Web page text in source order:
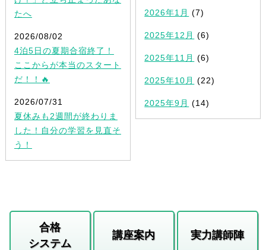
たへ
2026/08/02
4泊5日の夏期合宿終了！
ここからが本当のスタート
だ！！🔥
2026/07/31
夏休みも2週間が終わりま
した！自分の学習を見直そ
う！
2026年1月 (7)
2025年12月 (6)
2025年11月 (6)
2025年10月 (22)
2025年9月 (14)
合格
システム
講座案内 実力講師陣